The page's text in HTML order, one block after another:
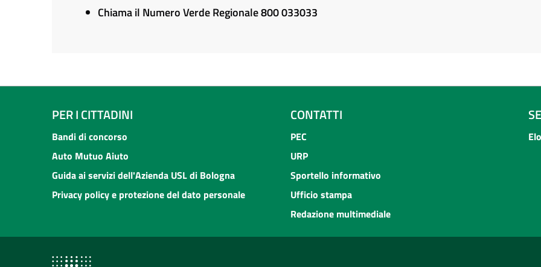
Chiama il Numero Verde Regionale 800 033033
PER I CITTADINI
Bandi di concorso
Auto Mutuo Aiuto
Guida ai servizi dell'Azienda USL di Bologna
Privacy policy e protezione del dato personale
CONTATTI
PEC
URP
Sportello informativo
Ufficio stampa
Redazione multimediale